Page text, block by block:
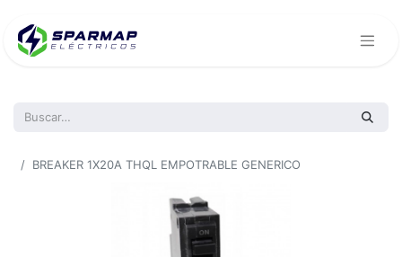
BREAKER 1X20A THQL EMPOTRABLE GENERICO